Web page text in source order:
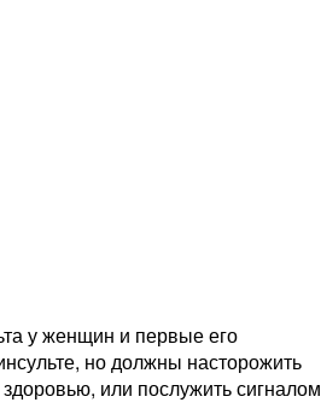
у женщин и первые его
но должны насторожить
или послужить сигналом